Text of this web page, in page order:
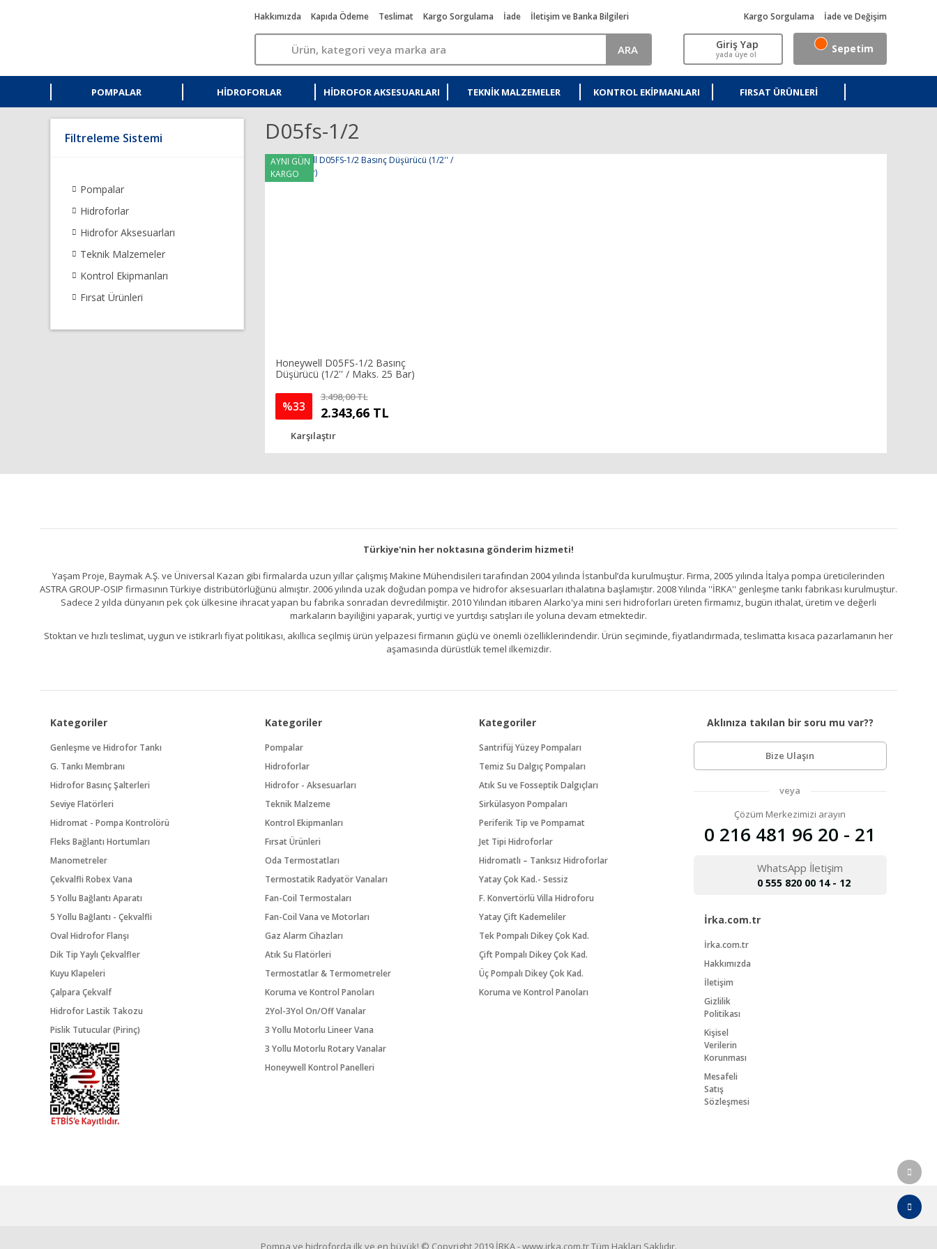
Hakkımızda Kapıda Ödeme Teslimat Kargo Sorgulama İade İletişim ve Banka Bilgileri
ARA
Kargo Sorgulama İade ve Değişim
Giriş Yap
yada üye ol Sepetim
POMPALAR HIDROFORLAR HIDROFOR AKSESUARLARI TEKNIK MALZEMELER KONTROL EKIPMANLARI FIRSAT ÜRÜNLERI
Filtreleme Sistemi
Pompalar
Hidroforlar
Hidrofor Aksesuarları
Teknik Malzemeler
Kontrol Ekipmanları
Fırsat Ürünleri
D05fs-1/2
AYNI GÜN
KARGO
Honeywell D05FS-1/2 Basınç
Düşürücü (1/2'' / Maks. 25 Bar)
%33
3.498,00 TL
2.343,66 TL
Karşılaştır
Türkiye'nin her noktasına gönderim hizmeti!
Yaşam Proje, Baymak A.Ş. ve Üniversal Kazan gibi firmalarda uzun yıllar çalışmış Makine Mühendisileri tarafından 2004 yılında İstanbul’da kurulmuştur. Firma, 2005 yılında İtalya pompa üreticilerinden
ASTRA GROUP-OSIP firmasının Türkiye distribütörlüğünü almıştır. 2006 yılında uzak doğudan pompa ve hidrofor aksesuarları ithalatına başlamıştır. 2008 Yılında ''İRKA'' genleşme tankı fabrikası kurulmuştur.
Sadece 2 yılda dünyanın pek çok ülkesine ihracat yapan bu fabrika sonradan devredilmiştir. 2010 Yılından itibaren Alarko'ya mini seri hidroforları üreten firmamız, bugün ithalat, üretim ve değerli
markaların bayiliğini yaparak, yurtiçi ve yurtdışı satışları ile yoluna devam etmektedir.
Stoktan ve hızlı teslimat, uygun ve istikrarlı fiyat politikası, akıllıca seçilmiş ürün yelpazesi firmanın güçlü ve önemli özelliklerindendir. Ürün seçiminde, fiyatlandırmada, teslimatta kısaca pazarlamanın her
aşamasında dürüstlük temel ilkemizdir.
Kategoriler
Genleşme ve Hidrofor Tankı
G. Tankı Membranı
Hidrofor Basınç Şalterleri
Seviye Flatörleri
Hidromat - Pompa Kontrolörü
Fleks Bağlantı Hortumları
Manometreler
Çekvalfli Robex Vana
5 Yollu Bağlantı Aparatı
5 Yollu Bağlantı - Çekvalfli
Oval Hidrofor Flanşı
Dik Tip Yaylı Çekvalfler
Kuyu Klapeleri
Çalpara Çekvalf
Hidrofor Lastik Takozu
Pislik Tutucular (Pirinç)
Kategoriler
Pompalar
Hidroforlar
Hidrofor - Aksesuarları
Teknik Malzeme
Kontrol Ekipmanları
Fırsat Ürünleri
Oda Termostatları
Termostatik Radyatör Vanaları
Fan-Coil Termostaları
Fan-Coil Vana ve Motorları
Gaz Alarm Cihazları
Atık Su Flatörleri
Termostatlar & Termometreler
Koruma ve Kontrol Panoları
2Yol-3Yol On/Off Vanalar
3 Yollu Motorlu Lineer Vana
3 Yollu Motorlu Rotary Vanalar
Honeywell Kontrol Panelleri
Kategoriler
Santrifüj Yüzey Pompaları
Temiz Su Dalgıç Pompaları
Atık Su ve Fosseptik Dalgıçları
Sirkülasyon Pompaları
Periferik Tip ve Pompamat
Jet Tipi Hidroforlar
Hidromatlı – Tanksız Hidroforlar
Yatay Çok Kad.- Sessiz
F. Konvertörlü Villa Hidroforu
Yatay Çift Kademeliler
Tek Pompalı Dikey Çok Kad.
Çift Pompalı Dikey Çok Kad.
Üç Pompalı Dikey Çok Kad.
Koruma ve Kontrol Panoları
Aklınıza takılan bir soru mu var??
Bize Ulaşın
veya
Çözüm Merkezimizi arayın
0 216 481 96 20 - 21
WhatsApp İletişim
0 555 820 00 14 - 12
İrka.com.tr
İrka.com.tr
Hakkımızda
İletişim
Gizlilik
Politikası
Kişisel
Verilerin
Korunması
Mesafeli
Satış
Sözleşmesi